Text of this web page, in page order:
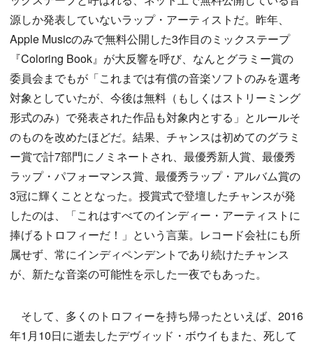
源しか発表していないラップ・アーティストだ。昨年、
Apple Musicのみで無料公開した3作目のミックステープ
『Coloring Book』が大反響を呼び、なんとグラミー賞の
委員会までもが「これまでは有償の音楽ソフトのみを選考
対象としていたが、今後は無料（もしくはストリーミング
形式のみ）で発表された作品も対象内とする」とルールそ
のものを改めたほどだ。結果、チャンスは初めてのグラミ
ー賞で計7部門にノミネートされ、最優秀新人賞、最優秀
ラップ・パフォーマンス賞、最優秀ラップ・アルバム賞の
3冠に輝くこととなった。授賞式で登壇したチャンスが発
したのは、「これはすべてのインディー・アーティストに
捧げるトロフィーだ！」という言葉。レコード会社にも所
属せず、常にインディペンデントであり続けたチャンス
が、新たな音楽の可能性を示した一夜でもあった。
そして、多くのトロフィーを持ち帰ったといえば、2016
年1月10日に逝去したデヴィッド・ボウイもまた、死して